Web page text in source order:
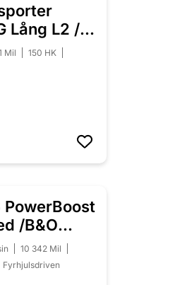
NYINKOMMEN
Lång L2 /
Mil
150 HK
NEDSATT 20 000 KR
PowerBoost
/B&O
10 342 Mil
Fyrhjulsdriven